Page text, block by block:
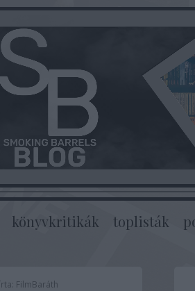
könyvkritikák toplisták
írta: FilmBaráth